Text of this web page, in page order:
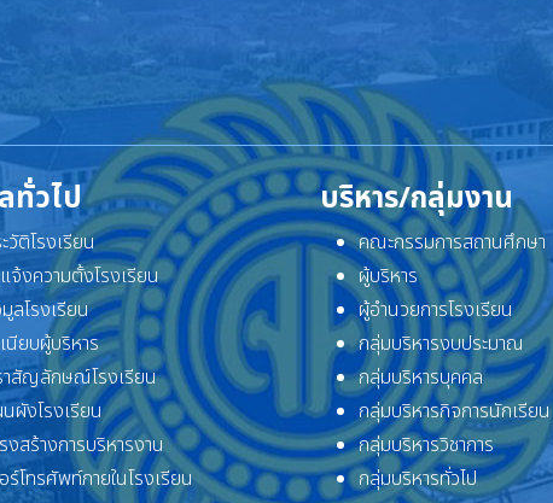
ทั่วไป
วัติโรงเรียน
จ้งความตั้งโรงเรียน
ลโรงเรียน
นียบผู้บริหาร
สัญลักษณ์โรงเรียน
ผังโรงเรียน
งสร้างการบริหารงาน
ร์โทรศัพท์ภายในโรงเรียน
บริหาร/กลุ่มงาน
คณะกรรมการสถานศึกษา
ผู้บริหาร
ผู้อำนวยการโรงเรียน
กลุ่มบริหารงบประมาณ
กลุ่มบริหารบุคคล
กลุ่มบริหารกิจการนักเรียน
กลุ่มบริหารวิชาการ
กลุ่มบริหารทั่วไป